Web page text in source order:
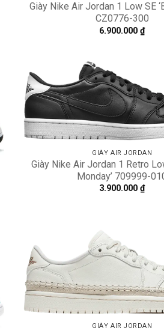
Giày Nike Air Jordan 1 Low SE
CZ0776-300
6.900.000₫
GIÀY AIR JORDAN
Giày Nike Air Jordan 1 Retro
Monday’ 709999-
3.900.000₫
GIÀY AIR JORDAN